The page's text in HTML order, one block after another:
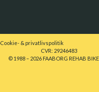
© 1988 – 2026 FAABORG REHAB BIKE
CVR: 29246483
Cookie- & privatlivspolitik